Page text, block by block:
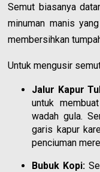
Semut biasanya
minuman manis
membersihkan
Untuk mengusir
Jalur Kapur
untuk
wadah gula.
garis kapur
penciuman
Bubuk Kopi: